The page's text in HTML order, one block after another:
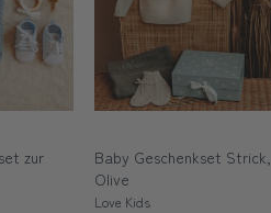
zur
Baby Geschenkset Strick,
Olive
Love Kids